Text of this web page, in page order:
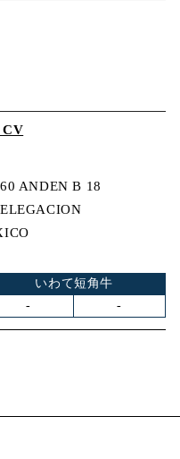
CV
ANDEN B 18
いわて短角牛
-
-